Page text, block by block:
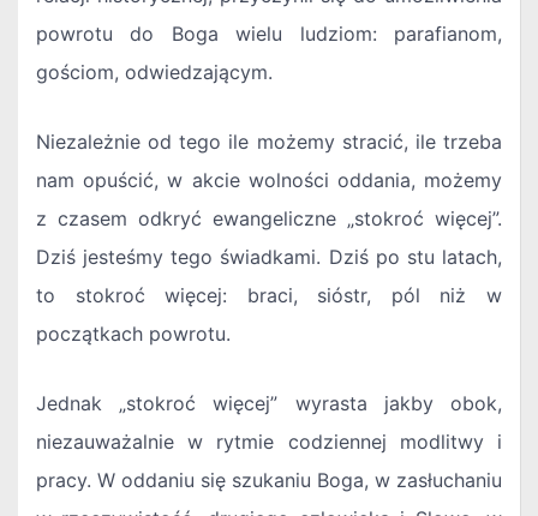
powrotu do Boga wielu ludziom: parafianom,
gościom, odwiedzającym.
Niezależnie od tego ile możemy stracić, ile trzeba
nam opuścić, w akcie wolności oddania, możemy
z czasem odkryć ewangeliczne „stokroć więcej”.
Dziś jesteśmy tego świadkami. Dziś po stu latach,
to stokroć więcej: braci, sióstr, pól niż w
początkach powrotu.
Jednak „stokroć więcej” wyrasta jakby obok,
niezauważalnie w rytmie codziennej modlitwy i
pracy. W oddaniu się szukaniu Boga, w zasłuchaniu